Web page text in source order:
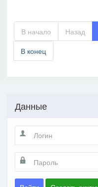
В начало Назад
В конец
Данные